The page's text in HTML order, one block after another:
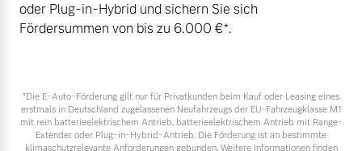
oder Plug-in-Hybrid und sichern Sie sich
Fördersummen von bis zu 6.000 €⁠*.
*Die E‑Auto-Förderung gilt nur für Privatkunden beim Kauf oder Leasing eines
erstmals in Deutschland zugelassenen Neufahrzeugs der EU-Fahrzeugklasse M1
mit rein batterieelektrischem Antrieb, batterieelektrischem Antrieb mit Range-
Extender oder Plug-in-Hybrid-Antrieb. Die Förderung ist an bestimmte
klimaschutzrelevante Anforderungen gebunden. Weitere Informationen finden